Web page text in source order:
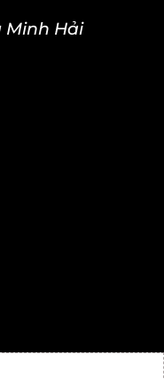
Minh Hải